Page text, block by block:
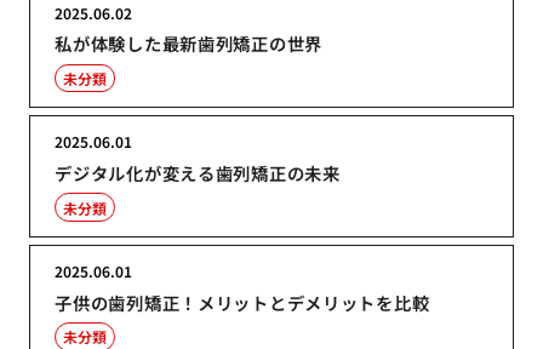
私が体験した最新歯列矯正の世界
2025.06.02
未分類
デジタル化が変える歯列矯正の未来
2025.06.01
未分類
子供の歯列矯正！メリットとデメリットを比較
2025.06.01
未分類